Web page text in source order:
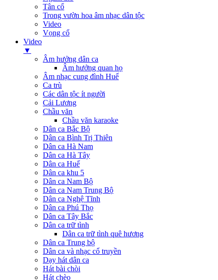
Tân cổ
Trong vườn hoa âm nhạc dân tộc
Video
Vọng cổ
Video
▼
Âm hưởng dân ca
Âm hưởng quan họ
Âm nhạc cung đình Huế
Ca trù
Các dân tộc ít người
Cải Lương
Chầu văn
Chầu văn karaoke
Dân ca Bắc Bộ
Dân ca Bình Trị Thiên
Dân ca Hà Nam
Dân ca Hà Tây
Dân ca Huế
Dân ca khu 5
Dân ca Nam Bộ
Dân ca Nam Trung Bộ
Dân ca Nghệ Tĩnh
Dân ca Phú Thọ
Dân ca Tây Bắc
Dân ca trữ tình
Dân ca trữ tình quê hương
Dân ca Trung bộ
Dân ca và nhạc cổ truyền
Dạy hát dân ca
Hát bài chòi
Hát chèo